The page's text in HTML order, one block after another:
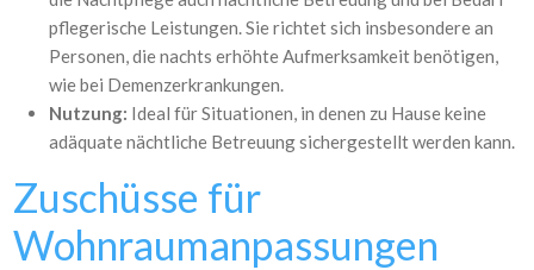
pflegerische Leistungen. Sie richtet sich insbesondere an
Personen, die nachts erhöhte Aufmerksamkeit benötigen,
wie bei Demenzerkrankungen.
Nutzung: Ideal für Situationen, in denen zu Hause keine
adäquate nächtliche Betreuung sichergestellt werden kann.
Zuschüsse für
Wohnraumanpassungen